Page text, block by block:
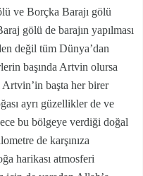
ve Borçka Barajı gölü
gölü de barajın yapılması
değil tüm Dünya’dan
başında Artvin olursa
Artvin’in başta her birer
ayrı güzellikler de ve
bu bölgeye verdiği doğal
de karşınıza
harikası atmosferi